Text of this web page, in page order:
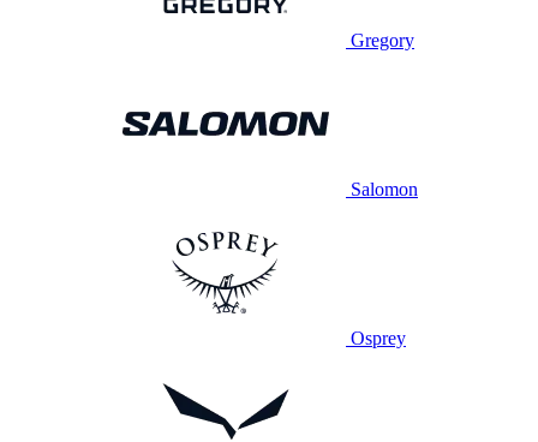
Gregory
Salomon
Osprey